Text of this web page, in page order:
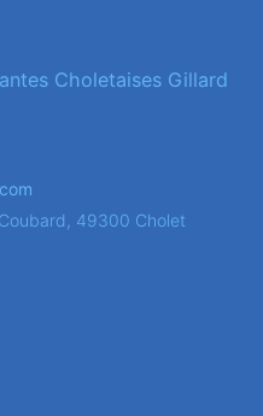
Choletaises Gillard
49300 Cholet